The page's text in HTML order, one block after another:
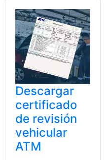
Descargar
certificado
de revisión
vehicular
ATM